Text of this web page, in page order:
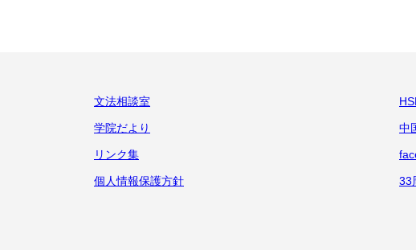
文法相談室
学院だより
リンク集
個人情報保護方針
中
33